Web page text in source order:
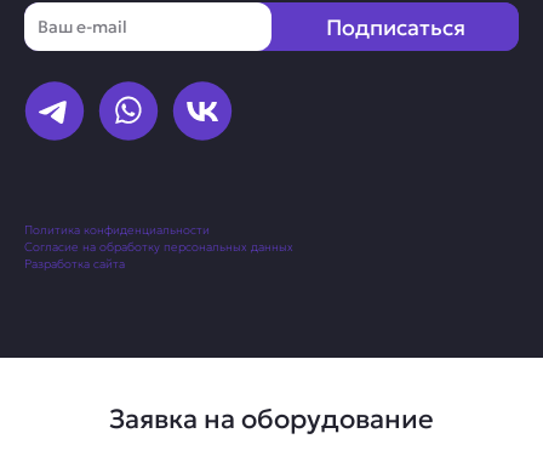
Email
Подписаться
Политика конфиденциальности
Согласие на обработку персональных данных
Разработка сайта
Заявка на оборудование